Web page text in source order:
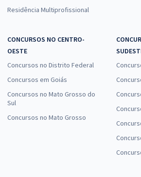
Residência Multiprofissional
CONCURSOS NO CENTRO-
OESTE
Concursos no Distrito Federal
Concursos em Goiás
Concursos no Mato Grosso do
Sul
Concursos no Mato Grosso